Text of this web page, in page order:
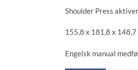
Shoulder Press
155,8 x 181,8 x
Engelsk manual